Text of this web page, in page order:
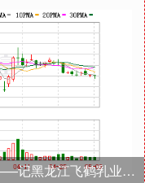
专业股票配资 把“中国奶瓶”牢握在手——记黑龙江飞鹤乳业有限公司董事长冷友斌